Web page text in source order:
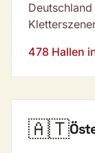
Alpen
478 Hallen
🇦🇹